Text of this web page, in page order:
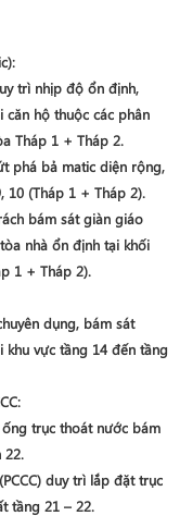
:
trì nhịp độ ổn định,
hộ thuộc các phân
Tháp 1 + Tháp 2.
phá bả matic diện rộng,
10 (Tháp 1 + Tháp 2).
bám sát giàn giáo
nhà ổn định tại khối
1 + Tháp 2).
dụng, bám sát
khu vực tầng 14 đến tầng
:
trục thoát nước bám
22.
duy trì lắp đặt trục
tầng 21 – 22.